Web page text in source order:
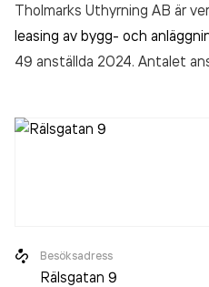
Tholmarks Uthyrning AB är
leasing av bygg- och
49 anställda 2024. Antalet
1987. Tholmarks Uthyrning AB
Besöksadress
Rälsgatan 9